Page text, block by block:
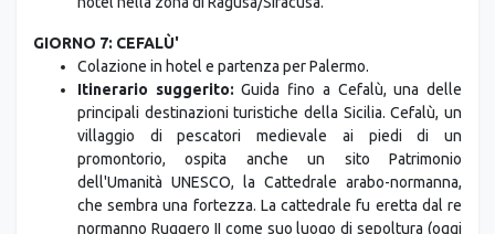
Colazione in hotel e partenza per Palermo.
Itinerario suggerito:
principali destinazioni turistiche della Sicilia. Cefalù, un
villaggio di pescatori medievale ai piedi di un
promontorio, ospita anche un sito Patrimonio
dell'Umanità UNESCO, la Cattedrale arabo-normanna,
che sembra una fortezza. La cattedrale fu eretta dal re
normanno Ruggero II come suo luogo di sepoltura (oggi
non più utilizzato per questo scopo); per questo motivo,
i mosaici policromi su sfondo dorato furono collocati